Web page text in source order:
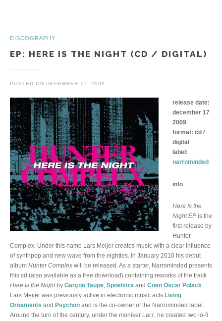
DISCOGRAPHY
EP: HERE IS THE NIGHT (CD / DIGITAL)
POSTED ON DECEMBER 17, 2009
release date:
december 17
2009
format: cd /
digital
label:
narrominded
info
Here Is the
Night EPis the
first release by
Hunter
Complex. Under this name Lars Meijer creates music with a clear influence
of synthpop and new wave from the eighties. In January 2010 his debut
album Hunter Complex will be released. As a starter, Narrominded presents
this cd (also available as a free download) containing reworks of the track
Here Is the Nightby Garçon Taupe, Spoelstra and Coen Oscar Polack.
Lars Meijer was previously active in electronic music acts Living
Ornaments and Psychon and is the co-owner of the Narrominded label.
Around the turn of the century, under the moniker Larz, he created two lo-fi